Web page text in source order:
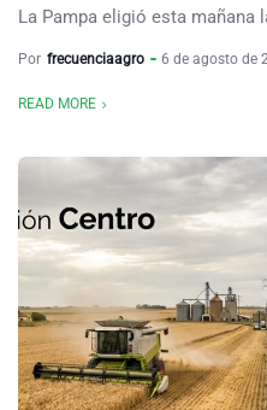
La Pampa eligió esta mañana
Por frecuenciaagro 6 de agosto de
READ MORE